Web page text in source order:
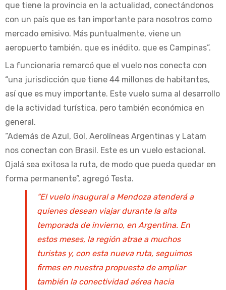
que tiene la provincia en la actualidad, conectándonos
con un país que es tan importante para nosotros como
mercado emisivo. Más puntualmente, viene un
aeropuerto también, que es inédito, que es Campinas”.
La funcionaria remarcó que el vuelo nos conecta con
“una jurisdicción que tiene 44 millones de habitantes,
así que es muy importante. Este vuelo suma al desarrollo
de la actividad turística, pero también económica en
general.
“Además de Azul, Gol, Aerolíneas Argentinas y Latam
nos conectan con Brasil. Este es un vuelo estacional.
Ojalá sea exitosa la ruta, de modo que pueda quedar en
forma permanente”, agregó Testa.
“El vuelo inaugural a Mendoza atenderá a
quienes desean viajar durante la alta
temporada de invierno, en Argentina. En
estos meses, la región atrae a muchos
turistas y, con esta nueva ruta, seguimos
firmes en nuestra propuesta de ampliar
también la conectividad aérea hacia